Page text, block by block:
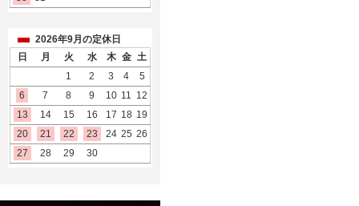
2026年9月の定休日
日
月 火 水 木 金 土
1
2 3 4
5
6
7 8 9 10 11 12
13
14 15 16 17 18 19
20
21 22 23 24 25 26
27
28 29 30